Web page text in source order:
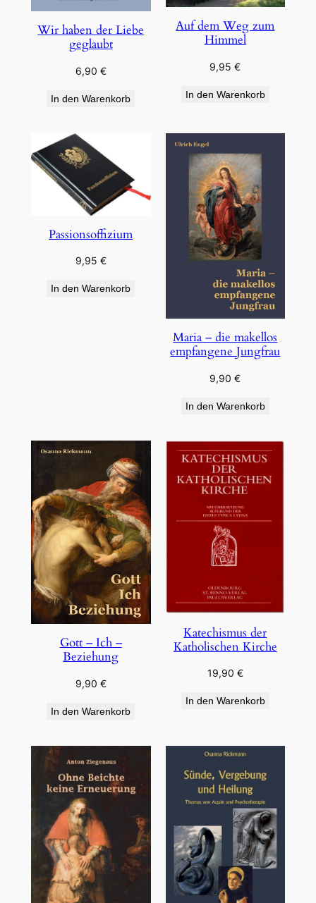
Wir haben der Liebe
geglaubt
6,90 €
In den Warenkorb
Auf dem Weg zum
Himmel
9,95€
In den Warenkorb
Passionsoffizium
9,95 €
In den Warenkorb
Maria – die makellos
empfangene Jungfrau
9,90€
In den Warenkorb
Gott – Ich –
Beziehung
9,90 €
In den Warenkorb
Katechismus der
Katholischen Kirche
19,90 €
In den Warenkorb